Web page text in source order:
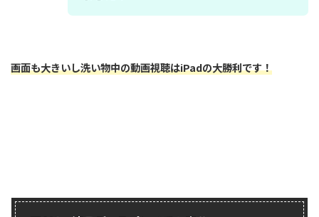
画面も大きいし洗い物中の動画視聴はiPadの大勝利です！